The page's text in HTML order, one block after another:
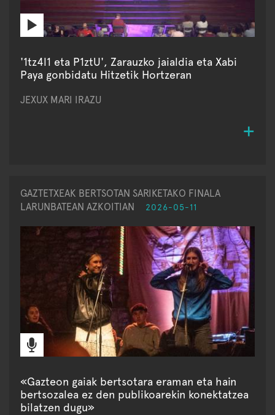
'1tz4l1 eta P1ztU', Zarauzko jaialdia eta Xabi
Paya gonbidatu Hitzetik Hortzeran
JEXUX MARI IRAZU
GAZTETXEAK BERTSOTAN SARIKETAKO FINALA
LARUNBATEAN AZKOITIAN
2026-05-11
«Gazteon gaiak bertsotara eraman eta hain
bertsozalea ez den publikoarekin konektatzea
bilatzen dugu»